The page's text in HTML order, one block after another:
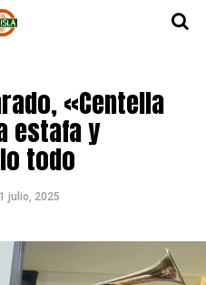
«Centella
estafa y
todo
1 julio, 2025